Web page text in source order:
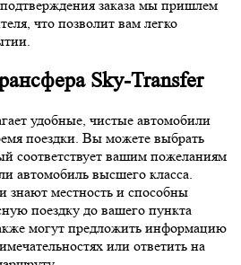
заказа мы пришлем
что позволит вам легко
Sky-Transfer
удобные, чистые автомобили
поездки. Вы можете выбрать
соответствует вашим пожеланиям
автомобиль высшего класса.
знают местность и способны
поездку до вашего пункта
могут предложить информацию
или ответить на